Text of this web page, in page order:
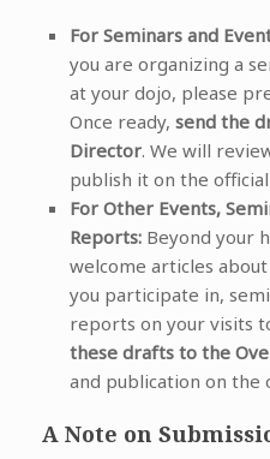
For Seminars and
you are organizing a
at your dojo, please
Once ready, send the
Director. We will
publish it on the
For Other Events,
Reports:Beyond your
welcome articles
you participate in,
reports on your visits
these drafts to the
and publication on the
A Note on